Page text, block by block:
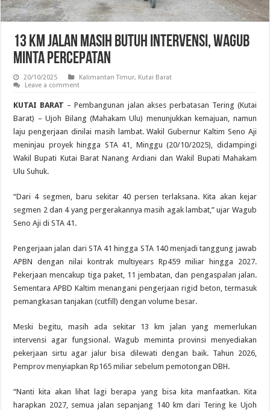
13 Km Jalan Masih Butuh Intervensi, Wagub
Minta Percepatan
20/10/2025 Kalimantan Timur, Kutai Barat
Leave a comment
KUTAI BARAT – Pembangunan jalan akses perbatasan Tering (Kutai
Barat) – Ujoh Bilang (Mahakam Ulu) menunjukkan kemajuan, namun
laju pengerjaan dinilai masih lambat. Wakil Gubernur Kaltim Seno Aji
meninjau proyek hingga STA 41, Minggu (20/10/2025), didampingi
Wakil Bupati Kutai Barat Nanang Ardiani dan Wakil Bupati Mahakam
Ulu Suhuk.
“Dari 4 segmen, baru sekitar 40 persen terlaksana. Kita akan kejar
segmen 2 dan 4 yang pergerakannya masih agak lambat,” ujar Wagub
Seno Aji di STA 41.
Pengerjaan jalan dari STA 41 hingga STA 140 menjadi tanggung jawab
APBN dengan nilai kontrak multiyears Rp459 miliar hingga 2027.
Pekerjaan mencakup tiga paket, 11 jembatan, dan pengaspalan jalan.
Sementara APBD Kaltim menangani pengerjaan rigid beton, termasuk
pemangkasan tanjakan (cutfill) dengan volume besar.
Meski begitu, masih ada sekitar 13 km jalan yang memerlukan
intervensi agar fungsional. Wagub meminta provinsi menyediakan
pekerjaan sirtu agar jalur bisa dilewati dengan baik. Tahun 2026,
Pemprov menyiapkan Rp165 miliar sebelum pemotongan DBH.
“Nanti kita akan lihat lagi berapa yang bisa kita manfaatkan. Kita
harapkan 2027, semua jalan sepanjang 140 km dari Tering ke Ujoh